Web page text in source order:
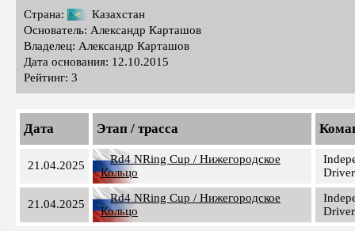
Страна:
Казахстан
Основатель: Александр Карташов
Владелец: Александр Карташов
Дата основания: 12.10.2015
Рейтинг: 3
Дата Этап / трасса
21.04.2025
Rd4 NRing Cup / Нижегородское
Кольцо
21.04.2025
Rd4 NRing Cup / Нижегородское
Кольцо